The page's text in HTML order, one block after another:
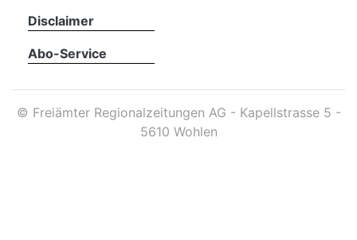
Disclaimer
Abo-Service
© Freiämter Regionalzeitungen AG - Kapellstrasse 5 -
5610 Wohlen